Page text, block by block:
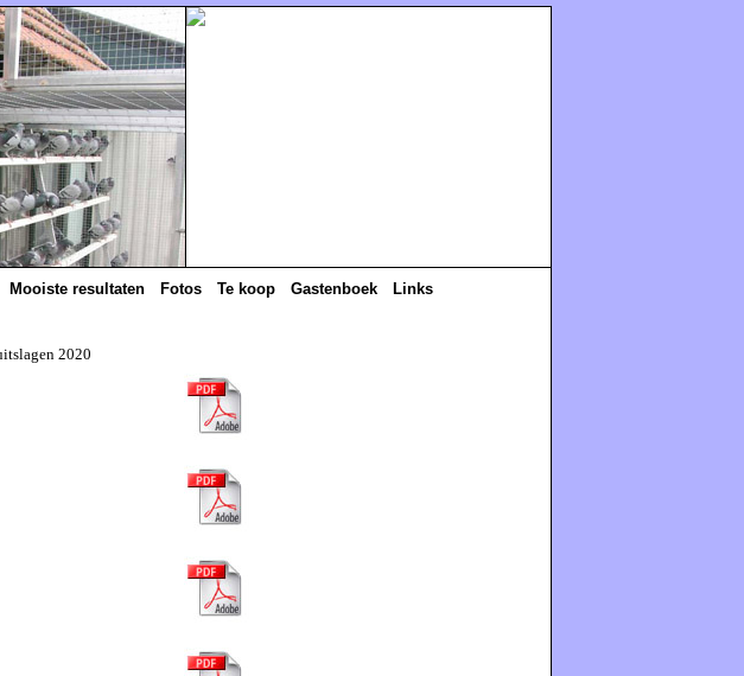
Mooiste resultaten Fotos Te koop Gastenboek Links
2020